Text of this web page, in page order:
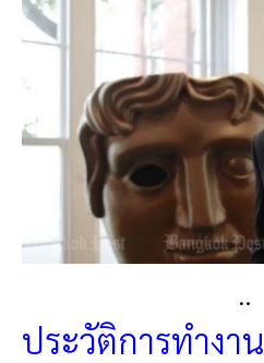
..
ประวัติการทำงาน